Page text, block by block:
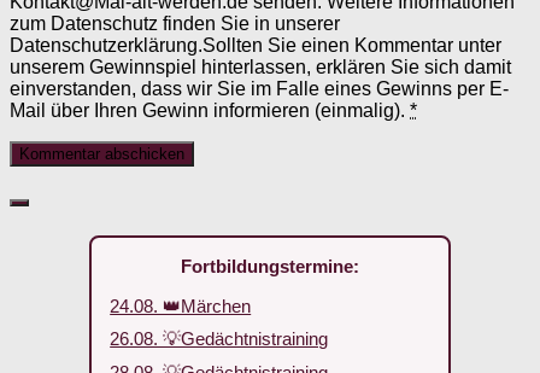
zum Datenschutz finden Sie in unserer
Datenschutzerklärung.Sollten Sie einen Kommentar unter
unserem Gewinnspiel hinterlassen, erklären Sie sich damit
einverstanden, dass wir Sie im Falle eines Gewinns per E-
Mail über Ihren Gewinn informieren (einmalig). *
Fortbildungstermine:
24.08. 👑Märchen
26.08. 💡Gedächtnistraining